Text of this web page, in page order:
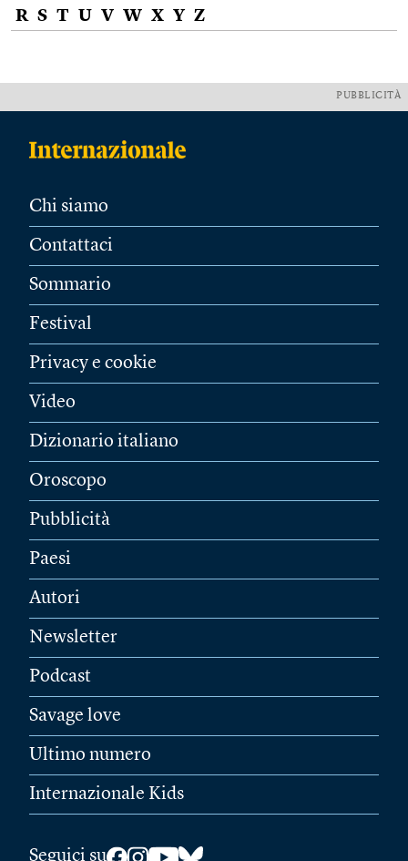
R S T U V W X Y Z
PUBBLICITÀ
Chi siamo
Contattaci
Sommario
Festival
Privacy e cookie
Video
Dizionario italiano
Oroscopo
Pubblicità
Paesi
Autori
Newsletter
Podcast
Savage love
Ultimo numero
Internazionale Kids
Seguici su